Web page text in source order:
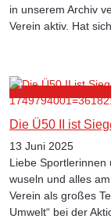
in unserem Archiv
Verein aktiv. Hat
Die Ü50 II ist
13 Juni 2025
Liebe Sportlerinnen
wuseln und alles
Verein als großes
Umwelt“ bei der